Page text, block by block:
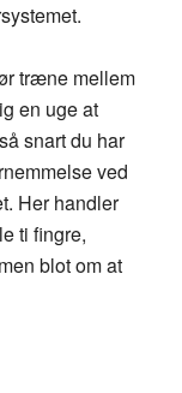
træne mellem
en uge at
snart du har
ved
Her handler
ti fingre,
blot om at